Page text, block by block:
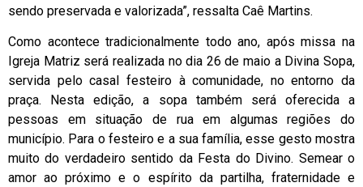
sendo preservada e valorizada”, ressalta Caê Martins.
Como acontece tradicionalmente todo ano, após missa na
Igreja Matriz será realizada no dia 26 de maio a Divina Sopa,
servida pelo casal festeiro à comunidade, no entorno da
praça. Nesta edição, a sopa também será oferecida a
pessoas em situação de rua em algumas regiões do
município. Para o festeiro e a sua família, esse gesto mostra
muito do verdadeiro sentido da Festa do Divino. Semear o
amor ao próximo e o espírito da partilha, fraternidade e